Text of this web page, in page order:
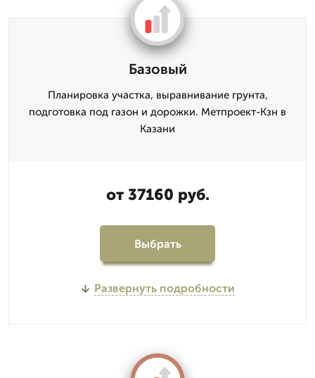
Базовый
Планировка участка, выравнивание грунта,
подготовка под газон и дорожки. Метпроект-Кзн в
Казани
от 37160 руб.
Выбрать
Развернуть подробности